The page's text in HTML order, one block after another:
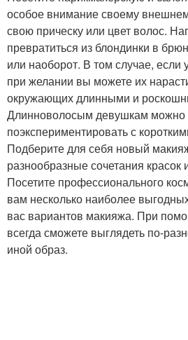
особое внимание своему
свою прическу или цвет волос.
превратиться из блондинки в
или наоборот. В том случае, если
при желании вы можете их
окружающих длинными и
Длинноволосым девушкам можно
поэкспериментировать с
Подберите для себя новый
разнообразные сочетания красок
Посетите профессионального
вам несколько наиболее
вас вариантов макияжа. При
всегда сможете выглядеть по-
иной образ.